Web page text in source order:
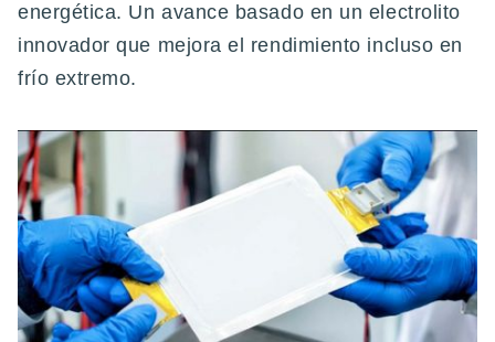
energética. Un avance basado en un electrolito
innovador que mejora el rendimiento incluso en
frío extremo.